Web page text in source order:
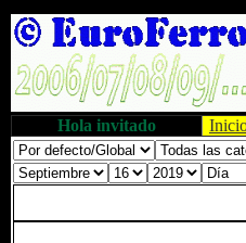
Hola invitado